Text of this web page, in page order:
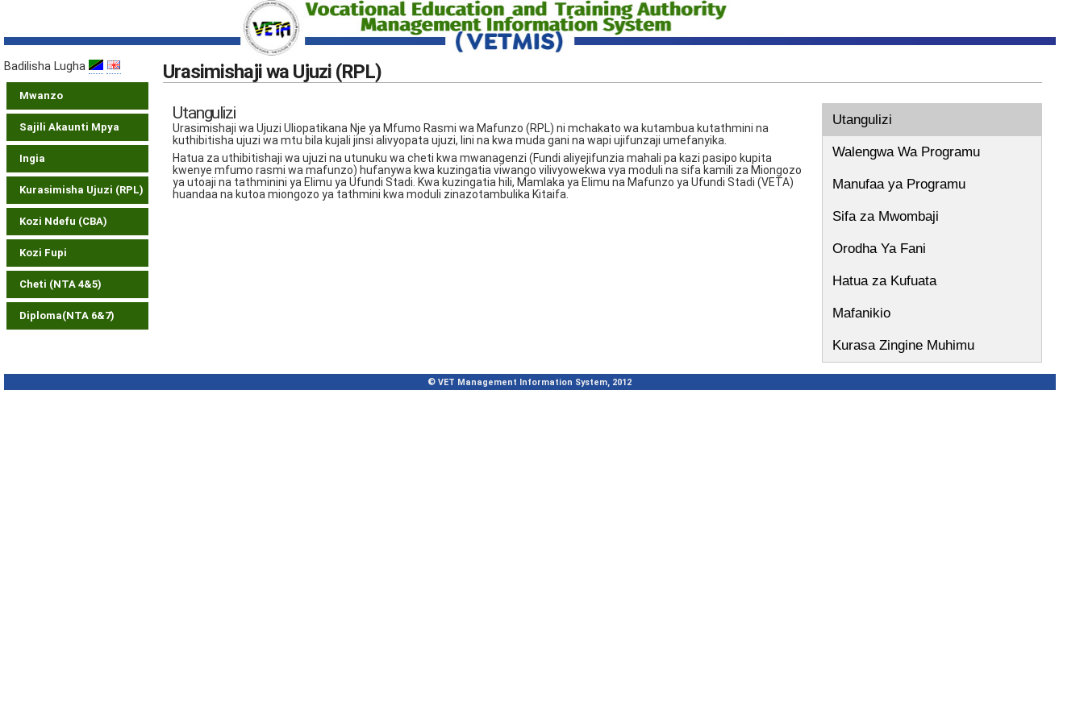
Badilisha Lugha
Mwanzo
Sajili Akaunti Mpya
Ingia
Kurasimisha Ujuzi (RPL)
Kozi Ndefu (CBA)
Kozi Fupi
Cheti (NTA 4&5)
Diploma(NTA 6&7)
Urasimishaji wa Ujuzi (RPL)
Utangulizi
Urasimishaji wa Ujuzi Uliopatikana Nje ya Mfumo Rasmi wa Mafunzo (RPL) ni mchakato wa kutambua kutathmini na
kuthibitisha ujuzi wa mtu bila kujali jinsi alivyopata ujuzi, lini na kwa muda gani na wapi ujifunzaji umefanyika.
Hatua za uthibitishaji wa ujuzi na utunuku wa cheti kwa mwanagenzi (Fundi aliyejifunzia mahali pa kazi pasipo kupita
kwenye mfumo rasmi wa mafunzo) hufanywa kwa kuzingatia viwango vilivyowekwa vya moduli na sifa kamili za Miongozo
ya utoaji na tathminini ya Elimu ya Ufundi Stadi. Kwa kuzingatia hili, Mamlaka ya Elimu na Mafunzo ya Ufundi Stadi (VETA)
huandaa na kutoa miongozo ya tathmini kwa moduli zinazotambulika Kitaifa.
Utangulizi
Walengwa Wa Programu
Manufaa ya Programu
Sifa za Mwombaji
Orodha Ya Fani
Hatua za Kufuata
Mafanikio
Kurasa Zingine Muhimu
© VET Management Information System, 2012